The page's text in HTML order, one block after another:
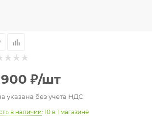
₽/шт
указана без учета НДС
в наличии: 10 в 1 магазине